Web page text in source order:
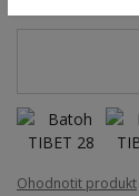
Ohodnotit produkt